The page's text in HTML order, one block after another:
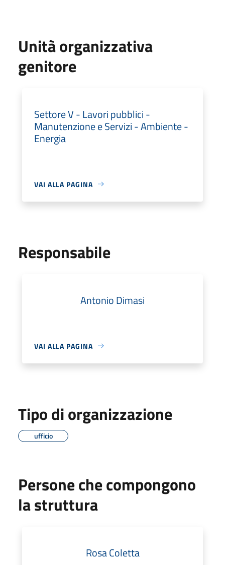
Unità organizzativa
genitore
Settore V - Lavori pubblici -
Manutenzione e Servizi - Ambiente -
Energia
VAI ALLA PAGINA
Responsabile
Antonio Dimasi
VAI ALLA PAGINA
Tipo di organizzazione
ufficio
Persone che compongono
la struttura
Rosa Coletta